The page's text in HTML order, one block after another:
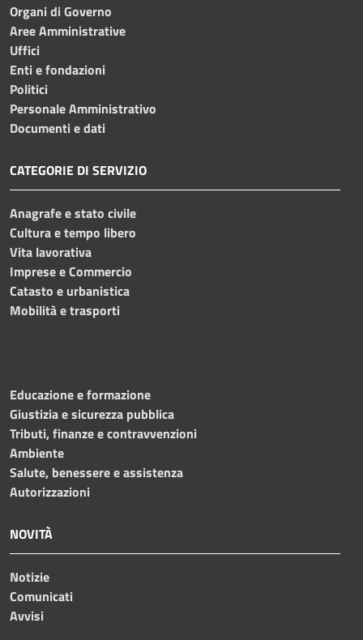
Organi di Governo
Aree Amministrative
Uffici
Enti e fondazioni
Politici
Personale Amministrativo
Documenti e dati
CATEGORIE DI SERVIZIO
Anagrafe e stato civile
Cultura e tempo libero
Vita lavorativa
Imprese e Commercio
Catasto e urbanistica
Mobilità e trasporti
Educazione e formazione
Giustizia e sicurezza pubblica
Tributi, finanze e contravvenzioni
Ambiente
Salute, benessere e assistenza
Autorizzazioni
NOVITÀ
Notizie
Comunicati
Avvisi